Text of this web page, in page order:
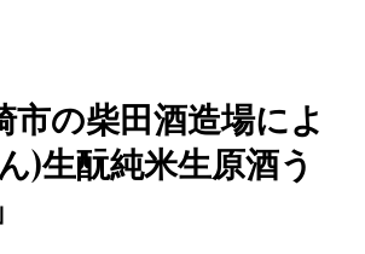
市の柴田酒造場によ
)生酛純米生原酒う